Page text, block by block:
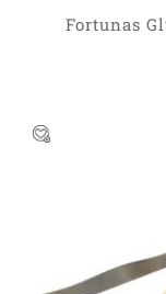
Fortunas